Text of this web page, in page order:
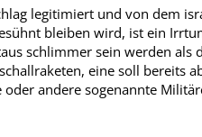
legitimiert und von dem
bleiben wird, ist ein
schlimmer sein werden als
eine soll bereits
andere sogenannte